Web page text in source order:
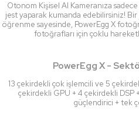
Otonom Kişisel AI Kameranıza
jest yaparak kumanda edebilirsiniz!
öğrenme sayesinde, PowerEgg X
fotoğrafları için çoklu
PowerEgg X -
13 çekirdekli çok işlemcili ve 5
çekirdekli GPU + 4 çekirdekli DSP
güçlendirici + tek